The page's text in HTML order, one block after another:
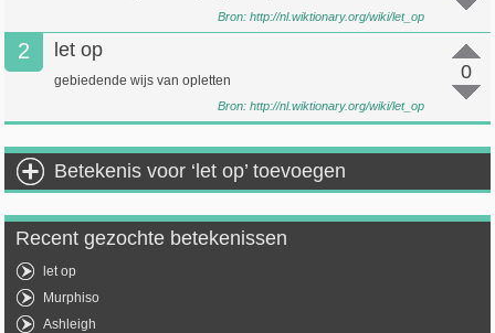
Bron: http://nl.wiktionary.org/wiki/let_op
2
0
let op
gebiedende wijs van opletten
Bron: http://nl.wiktionary.org/wiki/let_op
Betekenis voor ‘let op’ toevoegen
Recent gezochte betekenissen
let op
Murphiso
Ashleigh